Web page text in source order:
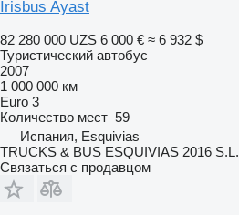
Irisbus Ayast
82 280 000 UZS 6 000 € ≈ 6 932 $
Туристический автобус
2007
1 000 000 км
Euro 3
Количество мест 59
Испания, Esquivias
TRUCKS & BUS ESQUIVIAS 2016 S.L.
Связаться с продавцом